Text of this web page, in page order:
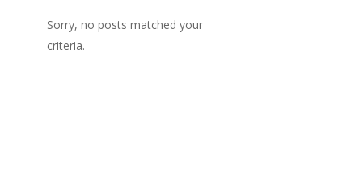
Sorry, no posts matched your
criteria.